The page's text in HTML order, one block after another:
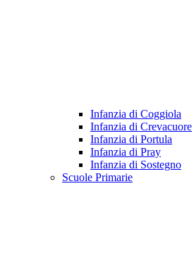
Infanzia di Coggiola
Infanzia di Crevacuore
Infanzia di Portula
Infanzia di Pray
Infanzia di Sostegno
Scuole Primarie